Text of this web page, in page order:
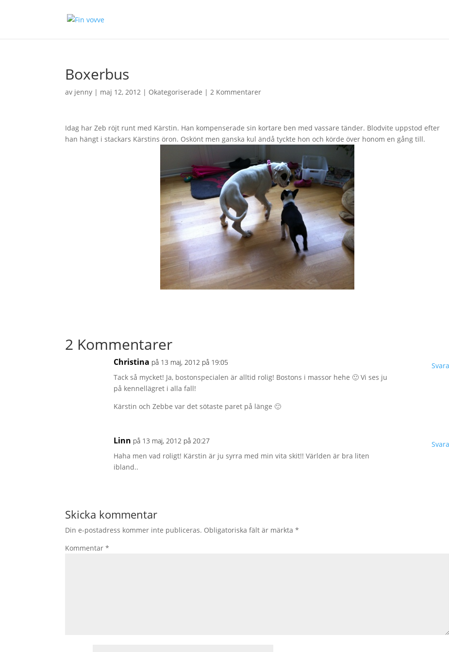
Boxerbus
av jenny | maj 12, 2012 | Okategoriserade |2 Kommentarer
Idag har Zeb röjt runt med Kärstin. Han kompenserade sin kortare ben med vassare tänder. Blodvite uppstod efter
han hängt i stackars Kärstins öron. Oskönt men ganska kul ändå tyckte hon och körde över honom en gång till.
2 Kommentarer
Christina på 13 maj, 2012 på 19:05
Tack så mycket! Ja, bostonspecialen är alltid rolig! Bostons i massor hehe 🙂 Vi ses ju
på kennellägret i alla fall!
Kärstin och Zebbe var det sötaste paret på länge 🙂
Svara
Linn på 13 maj, 2012 på 20:27
Haha men vad roligt! Kärstin är ju syrra med min vita skit!! Världen är bra liten
ibland..
Svara
Skicka kommentar
Din e-postadress kommer inte publiceras. Obligatoriska fält är märkta*
Kommentar*